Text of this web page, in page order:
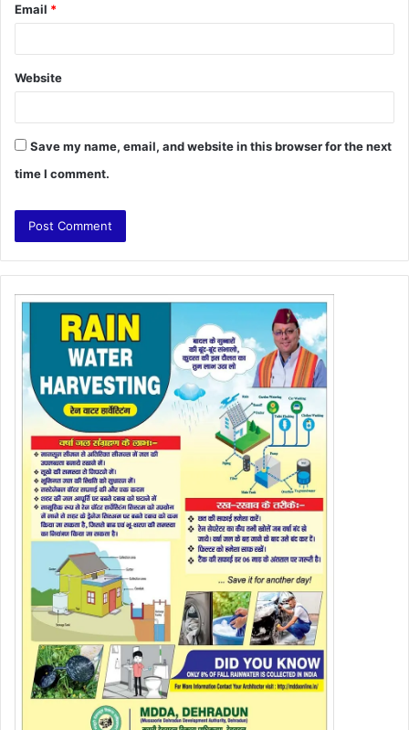
Email *
Website
Save my name, email, and website in this browser for the next
time I comment.